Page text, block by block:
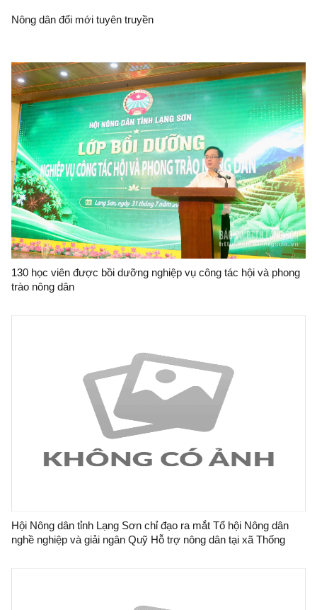
Nông dân đổi mới tuyên truyền
130 học viên được bồi dưỡng nghiệp vụ công tác hội và phong
trào nông dân
Hội Nông dân tỉnh Lạng Sơn chỉ đạo ra mắt Tổ hội Nông dân
nghề nghiệp và giải ngân Quỹ Hỗ trợ nông dân tại xã Thống